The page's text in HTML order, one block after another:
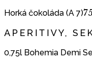
Horká čokoláda (A 7)
APERITIVY,
0,75l Bohemia Demi